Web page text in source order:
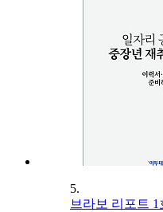
5.
브라보 리포트 1